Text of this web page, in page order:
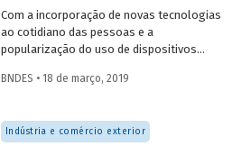
serviço, subsidiária da distribuidora
norte-americana Ingram Book Company,
também líder mundial; a Create Space, da
Amazon; as também norte-americanas
Blur, Lulu e 48HourBooks; as alemãs
Com a incorporação de novas tecnologias
ao cotidiano das pessoas e a
popularização do uso de dispositivos
limite entre os universos físico e digital
convergência entre esses dois ambientes
vem modificando substancialmente a
BNDES • 18 de março, 2019
Indústria e comércio exterior